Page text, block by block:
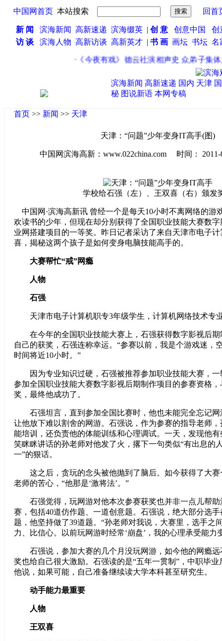
中国网首页 本站搜索 回首
新 闻 滨海新闻 高新速递 滨海缀英| 创 意 创意中国
创
访 谈
滨海人物 高新访谈 高新英才 | 书 画 画坛 书坛 名
《今夜有戏》德云社演相声史 众弟子集体上
滨海新闻 高新速递 国内 天津
秘 图说新语 本网专稿
首页 >> 新闻 >> 天津
天津：“问题”少年变身IT高手(图)
中国网滨海高新：www.022china.com 时间： 2011-
学校给石强（左）、王双喜（右）颁发
中国网·滨海高新讯 曾经一个是每天10小时不离网络的游
欢读书的少年，但现在却分别获得了全国职业技能大赛数
业网搭建项目的一等奖。昨日记者采访了来自天津市电子
喜，揭秘这两个孩子是如何变身电脑技能高手的。
大赛帮忙“戒”网瘾
人物
石强
天津市电子计算机职专3年级学生，计算机网络技术专
在今年的全国职业技能大赛上，石强获得数字影视后期
自己的获奖，石强连称幸运。“参赛以前，我是个游戏迷，
时间将近10小时。”
因为专业知识过硬，石强被推荐参加职业技能大赛，一
参加全国职业技能大赛数字影视后期制作项目的参赛资格
奖，最终他成功了。
石强坦言，直到参加全国比赛时，他也未能完全忘记网
让他放下难以割舍的网游。石强说，作为参赛的指导老师
能培训，还负责他的体能训练和心理调试。一天，发现他
笑眯眯讲话的孙老师对他发了火，撂下一句类似“有出息的
一”的狠话。
这之后，贪玩的念头被他抛到了脑后。如今获得了大赛
老师的苦心，“他那是‘激将法’。”
石强觉得，玩网游对他本次参赛获奖也并非一点儿帮助
赛，包括40道仿作题、一道创意题。石强说，绝大部分选
题，他坚持做了39道题。“孙老师对我说，大赛里，选手之
力、比信心。以前玩网游时经常‘崩盘’，我的心理承受能力
石强说，参加大赛的几个月没玩网游，如今他的网瘾远
奖也给自己很大激励。石强读的是“五年一贯制”，中职毕
他说，如果可能，自己准备继续读大学本科甚至研究生。
动手能力最重要
人物
王双喜